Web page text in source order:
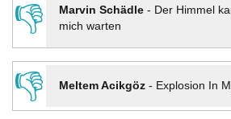
👎 Marvin Schädle- Der Himmel
mich warten
👎
Meltem Acikgöz- Explosion In